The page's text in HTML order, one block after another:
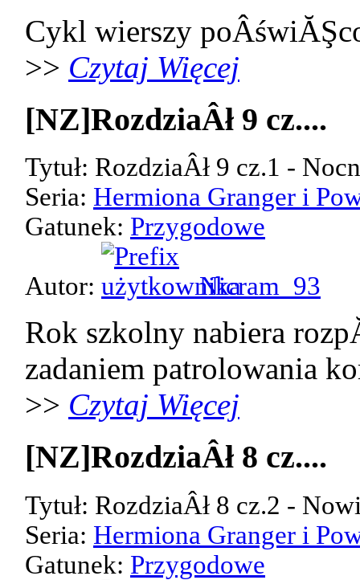
Cykl wierszy
>> Czytaj Więcej
[NZ]RozdziaÂł 9 cz....
Tytuł: RozdziaÂł 9 cz.1 -
Seria: Hermiona Granger i
Gatunek: Przygodowe
Autor: Nicram_93
Rok szkolny nabiera
zadaniem patrolowania
>> Czytaj Więcej
[NZ]RozdziaÂł 8 cz....
Tytuł: RozdziaÂł 8 cz.2 -
Seria: Hermiona Granger i
Gatunek: Przygodowe